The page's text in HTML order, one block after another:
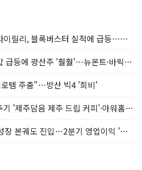
[美증시 특징주] 일라이릴리, 블록버스터 실적에 급등…마운자로 매출 폭발
[美증시 특징주] 금값 급등에 광산주 '훨훨'…뉴몬트·바릭마이닝 주도
로템 주춤"…방산 빅4 '희비'
[오늘의 언박싱] 오뚜기 '제주담음 제주 드립 커피'·아워홈 ‘갓석박지’ 外
LG유플러스, AIDC 성장 본궤도 진입…2분기 영업이익 '역대 최대'